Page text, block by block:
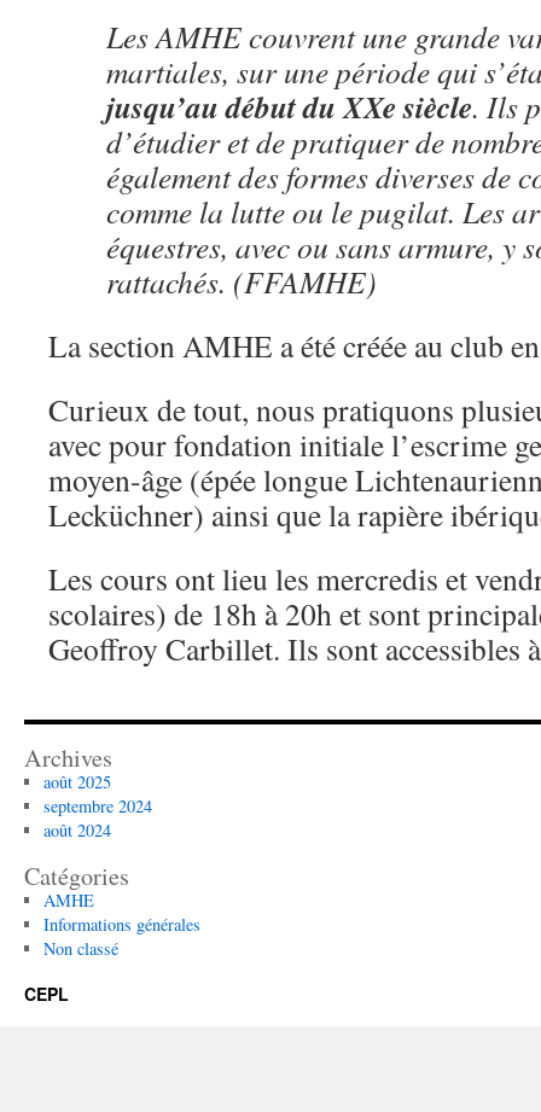
Les AMHE couvrent une grande
martiales, sur une période qui
jusqu’au début du XXe siècle. Ils
d’étudier et de pratiquer de
également des formes diverses de
comme la lutte ou le pugilat. Les
équestres, avec ou sans armure, y
rattachés. (FFAMHE)
La section AMHE a été créée au club
Curieux de tout, nous pratiquons
avec pour fondation initiale l’escrime
moyen-âge (épée longue
Lecküchner) ainsi que la rapière
Les cours ont lieu les mercredis et
scolaires) de 18h à 20h et sont
Geoffroy Carbillet. Ils sont accessibles
Archives
août 2025
septembre 2024
août 2024
Catégories
AMHE
Informations générales
Non classé
CEPL